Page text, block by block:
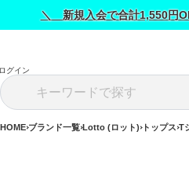
＼ 新規入会で合計1,550円
グイン
HOME ブランド一覧 Lotto (ロット) トップス T